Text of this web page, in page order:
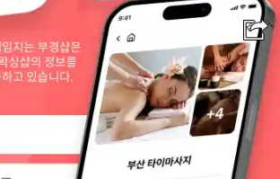
증 완화와 근육 회복을 위한 사용법